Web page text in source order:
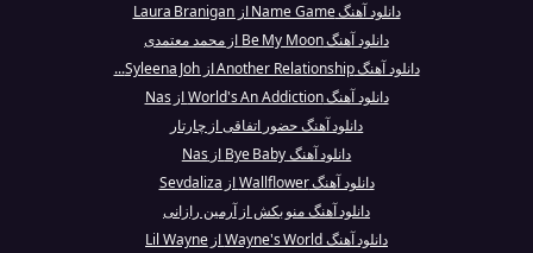
دانلود آهنگ Name Game از Laura Branigan
دانلود آهنگ Be My Moon از محمد معتمدی
دانلود آهنگ Another Relationship از Syleena Joh...
دانلود آهنگ World's An Addiction از Nas
دانلود آهنگ حضور اتفاقی از چارتار
دانلود آهنگ Bye Baby از Nas
دانلود آهنگ Wallflower از Sevdaliza
دانلود آهنگ منو بکش از آرمین رازانی
دانلود آهنگ Wayne's World از Lil Wayne